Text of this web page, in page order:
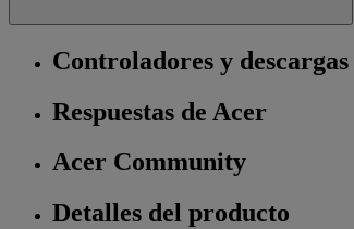
Controladores y descargas
Respuestas de Acer
Acer Community
Detalles del producto